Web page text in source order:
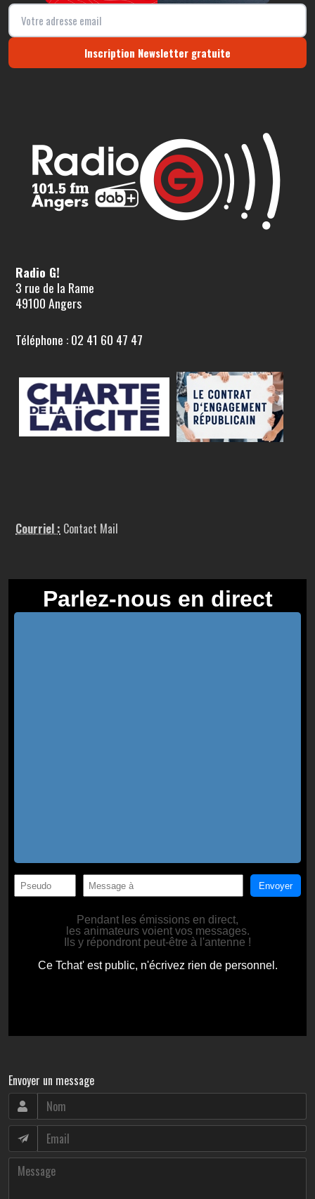
Inscription Newsletter gratuite
Radio G!
3 rue de la Rame
49100 Angers
Téléphone : 02 41 60 47 47
Courriel : Contact Mail
Envoyer un message